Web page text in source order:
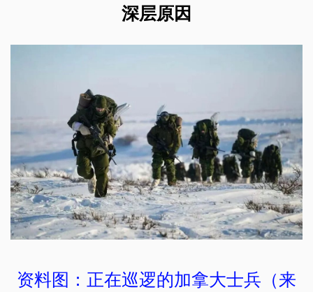
深层原因
资料图：正在巡逻的加拿大士兵（来